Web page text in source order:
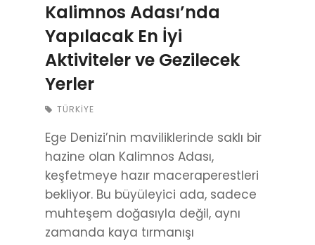
Kalimnos Adası’nda
Yapılacak En İyi
Aktiviteler ve Gezilecek
Yerler
TÜRKIYE
Ege Denizi’nin maviliklerinde saklı bir
hazine olan Kalimnos Adası,
keşfetmeye hazır maceraperestleri
bekliyor. Bu büyüleyici ada, sadece
muhteşem doğasıyla değil, aynı
zamanda kaya tırmanışı